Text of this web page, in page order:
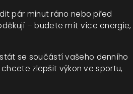
pár minut ráno nebo před
– budete mít více energie,
se součástí vašeho denního
zlepšit výkon ve sportu,